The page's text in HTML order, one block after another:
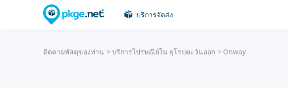
บริการจัดส่ง
ติดตามพัสดุของท่าน บริการไปรษณีย์ใน ยุโรปตะวันออก Onway